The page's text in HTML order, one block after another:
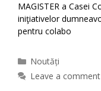
MAGISTER a Casei
iniţiativelor
pentru colabo
Categories
Noutăți
Leave a comment